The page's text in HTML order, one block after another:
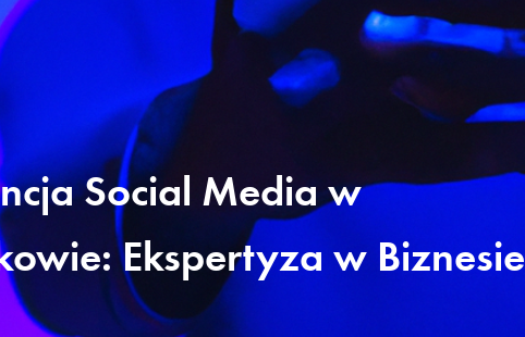
Social Media w
Ekspertyza w Biznesie